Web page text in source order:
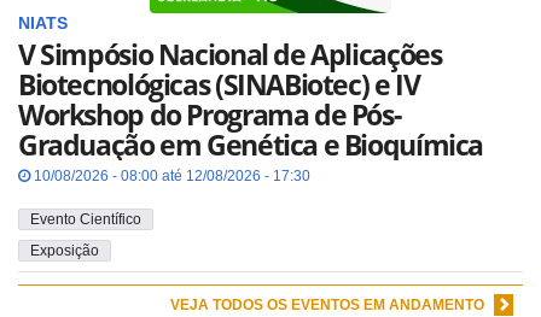
NIATS
V Simpósio Nacional de Aplicações
Biotecnológicas (SINABiotec) e IV
Workshop do Programa de Pós-
Graduação em Genética e Bioquímica
10/08/2026 - 08:00 até 12/08/2026 - 17:30
Evento Científico
Exposição
VEJA TODOS OS EVENTOS EM ANDAMENTO